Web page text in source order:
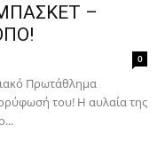
–
0
Πρωτάθλημα
του! Η αυλαία της